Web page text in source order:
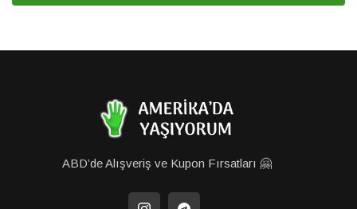
ABD’de Alışveriş ve Kupon Fırsatları 🤗